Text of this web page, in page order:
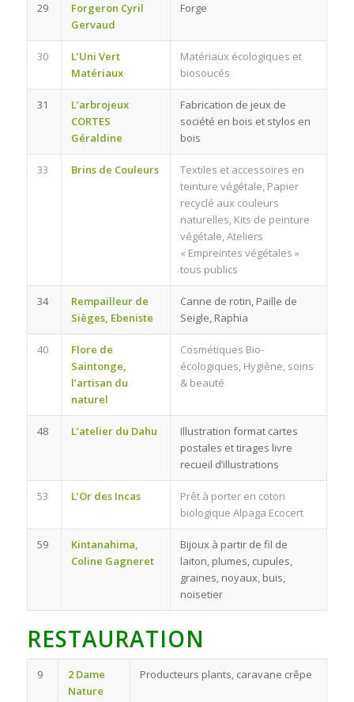
29
Forgeron Cyril
Gervaud
Forge
30
L’Uni Vert
Matériaux
Matériaux écologiques et
biosoucés
31
L’arbrojeux
CORTES
Géraldine
Fabrication de jeux de
société en bois et stylos en
bois
33 Brins de Couleurs
Textiles et accessoires en
teinture végétale, Papier
recyclé aux couleurs
naturelles, Kits de peinture
végétale, Ateliers
« Empreintes végétales »
tous publics
34
Rempailleur de
Sièges, Ebeniste
Canne de rotin, Paille de
Seigle, Raphia
40
Flore de
Saintonge,
l’artisan du
naturel
Cosmétiques Bio-
écologiques, Hygiène, soins
& beauté
48 L’atelier du Dahu
Illustration format cartes
postales et tirages livre
recueil d’illustrations
53 L’Or des Incas
Prêt à porter en coton
biologique Alpaga Ecocert
59
Kintanahima,
Coline Gagneret
Bijoux à partir de fil de
laiton, plumes, cupules,
graines, noyaux, buis,
noisetier
RESTAURATION
9
2 Dame
Nature
Producteurs plants, caravane crêpe